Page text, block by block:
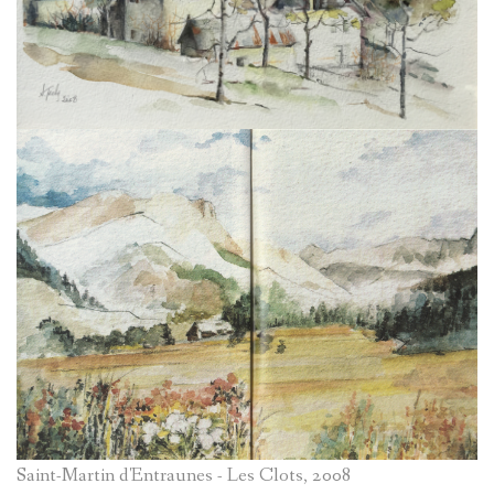
SOLANGE
BRIÈRE
AD.
SYLVIE
PRETTE
MARIE-
MOULINS
PIERRES-
GRAVEES
REFUGES
LES
Saint-Martin d'Entraunes - Les Clots, 2008